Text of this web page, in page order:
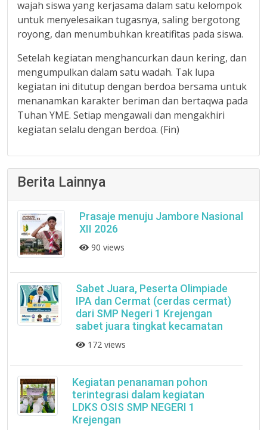
wajah siswa yang kerjasama dalam satu kelompok
untuk menyelesaikan tugasnya, saling bergotong
royong, dan menumbuhkan kreatifitas pada siswa.
Setelah kegiatan menghancurkan daun kering, dan
mengumpulkan dalam satu wadah. Tak lupa
kegiatan ini ditutup dengan berdoa bersama untuk
menanamkan karakter beriman dan bertaqwa pada
Tuhan YME. Setiap mengawali dan mengakhiri
kegiatan selalu dengan berdoa. (Fin)
Berita Lainnya
Prasaje menuju Jambore Nasional
XII 2026
90 views
Sabet Juara, Peserta Olimpiade
IPA dan Cermat (cerdas cermat)
dari SMP Negeri 1 Krejengan
sabet juara tingkat kecamatan
172 views
Kegiatan penanaman pohon
terintegrasi dalam kegiatan
LDKS OSIS SMP NEGERI 1
Krejengan